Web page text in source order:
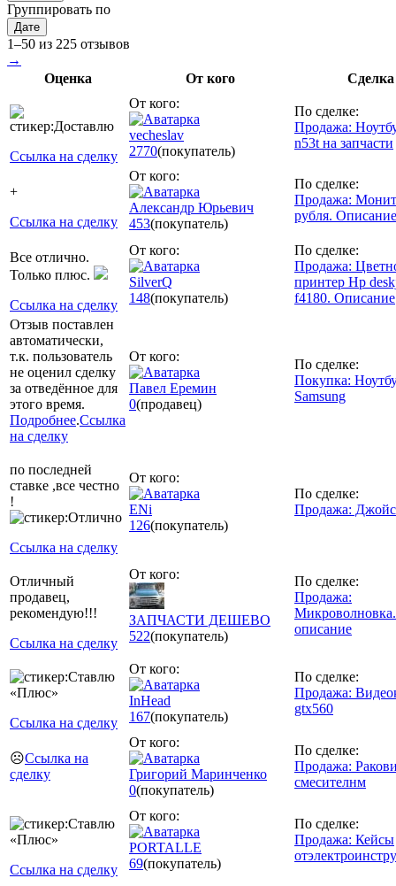
Группировать по
Дате
1–50 из 225 отзывов
→
Оценка
От кого Сделка
Ссылка на сделку
От кого:
vecheslav
2770(покупатель)
По сделке:
Продажа:
n53t на запчасти
+
Ссылка на сделку
От кого:
Александр Юрьевич
453(покупатель)
По сделке:
Продажа:
рубля. Описание
Все отлично.
Только плюс.
Ссылка на сделку
От кого:
SilverQ
148(покупатель)
По сделке:
Продажа:
принтер Hp
f4180. Описание
Отзыв поставлен
автоматически,
т.к. пользователь
не оценил сделку
за отведённое для
этого время.
Подробнее.Ссылка
на сделку
От кого:
Павел Еремин
0(продавец)
По сделке:
Покупка:
Samsung
по последней
ставке ,все честно
!
Ссылка на сделку
От кого:
ENi
126(покупатель)
По сделке:
Продажа:
Отличный
продавец,
рекомендую!!!
Ссылка на сделку
От кого:
ЗАПЧАСТИ ДЕШЕВО
522(покупатель)
По сделке:
Продажа:
Микроволновка.
описание
Ссылка на сделку
От кого:
InHead
167(покупатель)
По сделке:
Продажа:
gtx560
☹️Ссылка на
сделку
От кого:
Григорий Маринченко
0(покупатель)
По сделке:
Продажа:
смесителнм
Ссылка на сделку
От кого:
PORTALLE
69(покупатель)
По сделке:
Продажа: Кейсы